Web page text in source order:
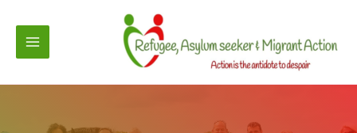
المحتوى